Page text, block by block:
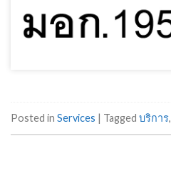
Posted in Services | Tagged บริการ,